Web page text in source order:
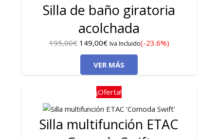
Silla de baño giratoria
acolchada
195,00€ El
precio
original
era:
195,00€.
149,00€El
precio
actual
es:
149,00€.
Iva Incluido(-23.6%)
VER MÁS
¡Oferta!
Silla multifunción ETAC